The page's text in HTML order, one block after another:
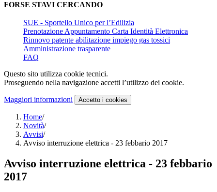
FORSE STAVI CERCANDO
SUE - Sportello Unico per l’Edilizia
Prenotazione Appuntamento Carta Identità Elettronica
Rinnovo patente abilitazione impiego gas tossici
Amministrazione trasparente
FAQ
Questo sito utilizza cookie tecnici.
Proseguendo nella navigazione accetti l’utilizzo dei cookie.
Maggiori informazioni Accetto i cookies
Home/
Novità/
Avvisi/
Avviso interruzione elettrica - 23 febbario 2017
Avviso interruzione elettrica - 23 febbario
2017